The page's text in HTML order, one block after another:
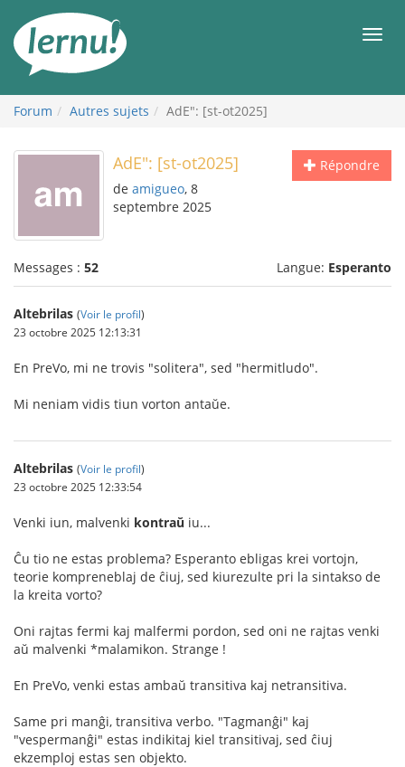
contenu
Forum Autres sujets AdE": [st-ot2025]
Répondre
AdE": [st-ot2025]
de amigueo, 8
septembre 2025
Messages : 52 Langue: Esperanto
Altebrilas (Voir le profil)
23 octobre 2025 12:13:31
En PreVo, mi ne trovis "solitera", sed "hermitludo".
Mi neniam vidis tiun vorton antaŭe.
Altebrilas (Voir le profil)
23 octobre 2025 12:33:54
Venki iun, malvenki kontraŭ iu...
Ĉu tio ne estas problema? Esperanto ebligas krei vortojn,
teorie kompreneblaj de ĉiuj, sed kiurezulte pri la sintakso de
la kreita vorto?
Oni rajtas fermi kaj malfermi pordon, sed oni ne rajtas venki
aŭ malvenki *malamikon. Strange !
En PreVo, venki estas ambaŭ transitiva kaj netransitiva.
Same pri manĝi, transitiva verbo. "Tagmanĝi" kaj
"vespermanĝi" estas indikitaj kiel transitivaj, sed ĉiuj
ekzemploj estas sen objekto.